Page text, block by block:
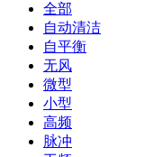
全部
自动清洁
自平衡
无风
微型
小型
高频
脉冲